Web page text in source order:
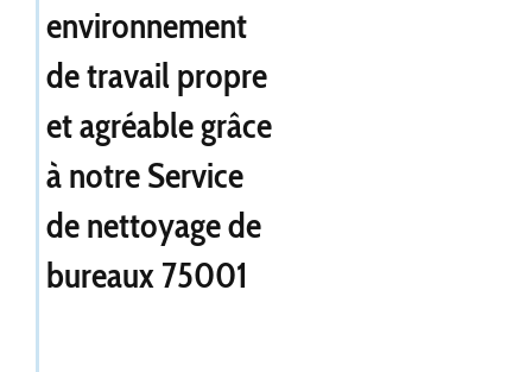
environnement
de travail propre
et agréable grâce
à notreService
de nettoyage de
bureaux 75001